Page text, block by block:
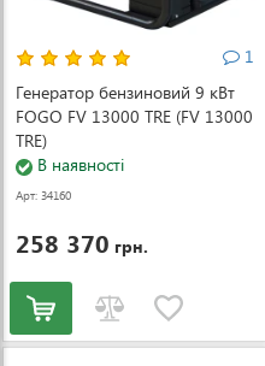
1
Генератор бензиновий 9 кВт
FOGO FV 13000 TRE (FV 13000
TRE)
В наявності
Арт: 34160
258 370 грн.